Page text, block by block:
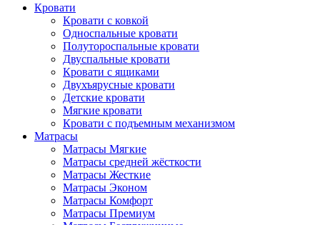
Кровати
Кровати с ковкой
Односпальные кровати
Полутороспальные кровати
Двуспальные кровати
Кровати с ящиками
Двухъярусные кровати
Детские кровати
Мягкие кровати
Кровати с подъемным механизмом
Матрасы
Матрасы Мягкие
Матрасы средней жёсткости
Матрасы Жесткие
Матрасы Эконом
Матрасы Комфорт
Матрасы Премиум